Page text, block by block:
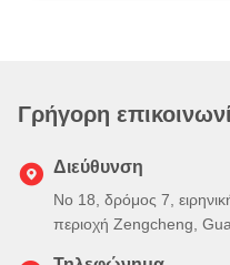
Γρήγορη
Διεύθυνση
Νο 18, δρόμος 7,
περιοχή Zengcheng,